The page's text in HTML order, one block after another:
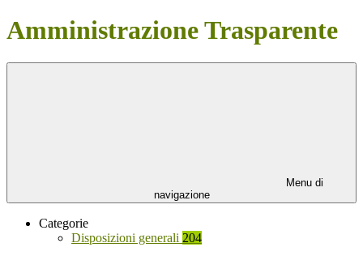
Amministrazione Trasparente
Menu di
navigazione
Categorie
Disposizioni generali 204